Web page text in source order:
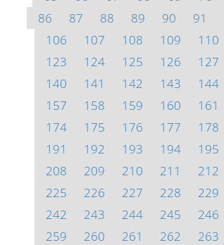
86
87 88 89 90 91
106
107 108 109 110
123
124 125 126 127
140
141 142 143 144
157
158 159 160 161
174
175 176 177 178
191
192 193 194 195
208
209 210 211 212
225
226 227 228 229
242
243 244 245 246
259
260 261 262 263